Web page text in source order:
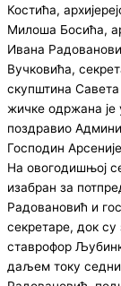
Костића,
Милоша Босића,
Ивана
Вучковића,
скупштина
жичке одржана је
поздравио
Господин
На овогодишњој
изабран за
Радовановић и
секретаре, док су
ставрофор
даљем току